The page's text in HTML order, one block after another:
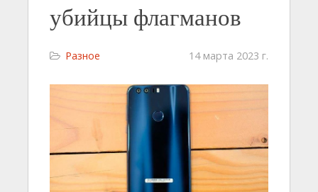
убийцы флагманов
Разное 14 марта 2023 г.